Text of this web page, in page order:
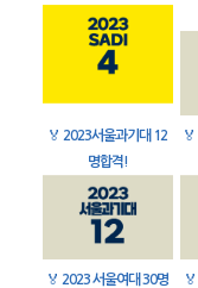
🏅 2023서울과기대 12
명합격!
🏅
🏅 2023 서울여대 30명
🏅